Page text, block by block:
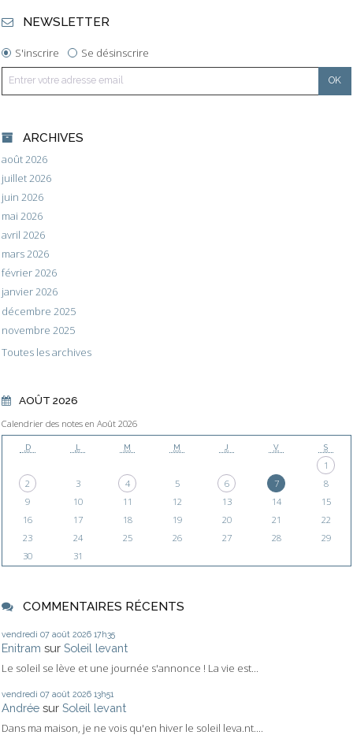
NEWSLETTER
S'inscrire Se désinscrire
ARCHIVES
août 2026
juillet 2026
juin 2026
mai 2026
avril 2026
mars 2026
février 2026
janvier 2026
décembre 2025
novembre 2025
Toutes les archives
AOÛT 2026
Calendrier des notes en Août 2026
D L M M J V S
1
2
3 4 5 6 7
8
9
10 11 12 13 14
15
16
17 18 19 20 21
22
23
24 25 26 27 28
29
30
31
COMMENTAIRES RÉCENTS
vendredi 07 août 2026 17h35
Enitram sur Soleil levant
Le soleil se lève et une journée s'annonce ! La vie est...
vendredi 07 août 2026 13h51
Andrée sur Soleil levant
Dans ma maison, je ne vois qu'en hiver le soleil leva.nt....